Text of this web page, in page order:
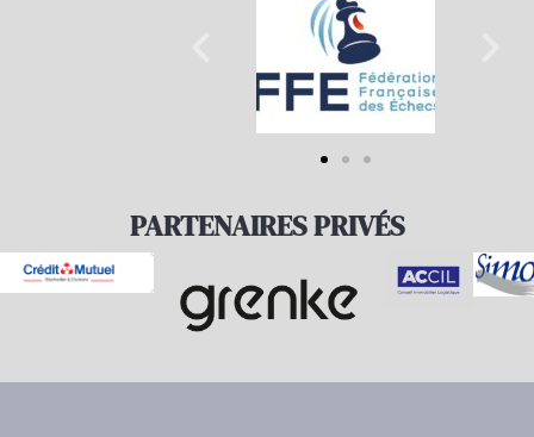
PARTENAIRES PRIVÉS